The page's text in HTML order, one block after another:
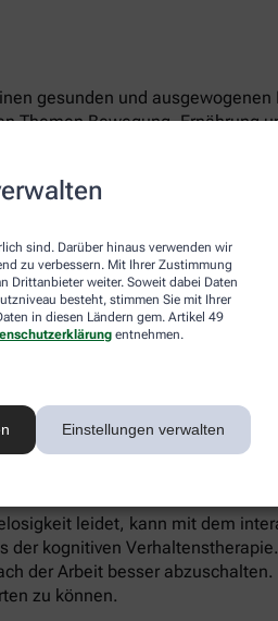
sind. Darüber hinaus verwenden wir
zu verbessern. Mit Ihrer Zustimmung
Drittanbieter weiter. Soweit dabei Daten
besteht, stimmen Sie mit Ihrer
in diesen Ländern gem. Artikel 49
entnehmen.
Einstellungen verwalten
gesunden und
Bewegung, Ernährung
App gibt’s im App Store und bei
leidet, kann mit dem
kognitiven
der Arbeit besser
zu können.